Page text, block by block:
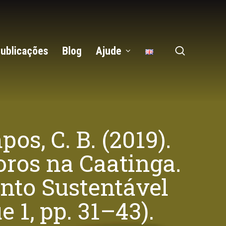
Blog Ajude
C. B. (2019).
na Caatinga.
Sustentável
1, pp. 31–43).